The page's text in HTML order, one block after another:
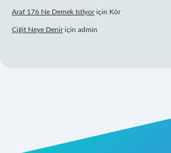
Araf 176 Ne Demek Istiyoriçin Kör
Çiğit Neye Deniriçin admin